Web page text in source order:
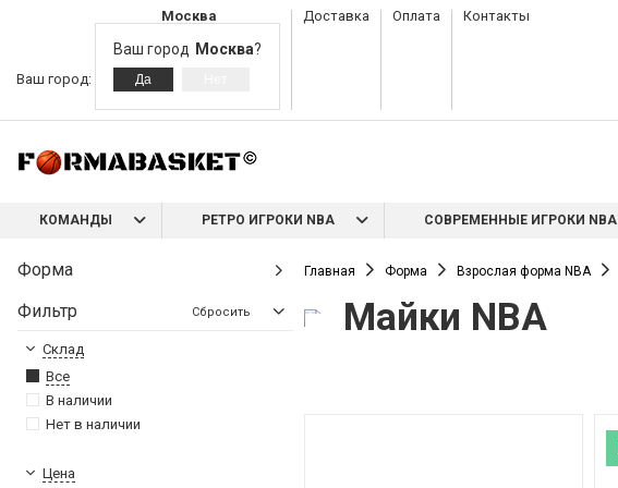
Ваш город:
Москва
Ваш город Москва?
Доставка Оплата Контакты
КОМАНДЫ РЕТРО ИГРОКИ NBA СОВРЕМЕННЫЕ ИГРОКИ NBA
Форма
Фильтр
Сбросить
Склад
Все
В наличии
Нет в наличии
Цена
Главная Форма Взрослая форма NBA
Майки NBA